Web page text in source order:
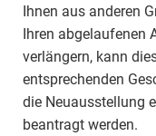
Ihnen aus anderen
Ihren abgelaufenen
verlängern, kann
entsprechenden
die Neuausstellung
beantragt werden.